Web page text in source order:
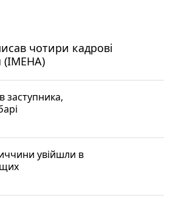
чотири кадрові
(ІМЕНА)
заступника,
увійшли в